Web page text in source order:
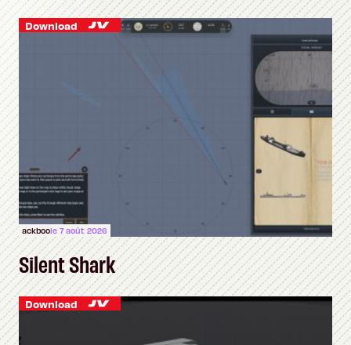
Download
ackboole 7 août 2026
Silent Shark
Download